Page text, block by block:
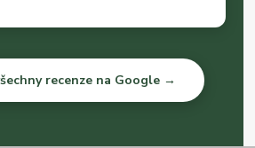
recenze na Google →